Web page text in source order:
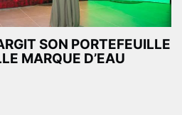
SON PORTEFEUILLE
MARQUE D’EAU